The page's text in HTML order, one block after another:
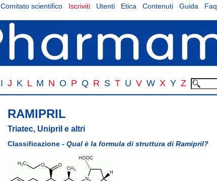
Comitato scientifico Iscriviti Utenti Etica Contenuti Guida Faq
I J K L M N O P Q R S T U V W X Y Z
RAMIPRIL
Triatec, Unipril e altri
Classificazione - Qual è la formula di struttura di Ramipril?